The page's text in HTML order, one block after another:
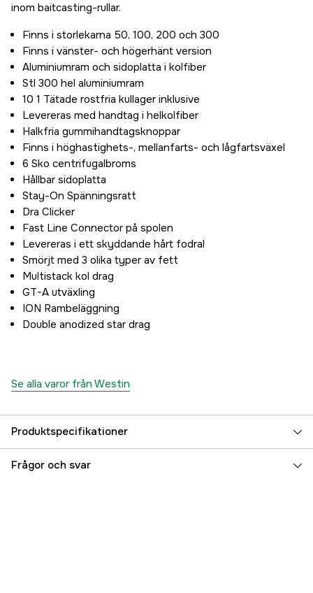
inom baitcasting-rullar.
Finns i storlekarna 50, 100, 200 och 300
Finns i vänster- och högerhänt version
Aluminiumram och sidoplatta i kolfiber
Stl 300 hel aluminiumram
10 1 Tätade rostfria kullager inklusive
Levereras med handtag i helkolfiber
Halkfria gummihandtagsknoppar
Finns i höghastighets-, mellanfarts- och lågfartsväxel
6 Sko centrifugalbroms
Hållbar sidoplatta
Stay-On Spänningsratt
Dra Clicker
Fast Line Connector på spolen
Levereras i ett skyddande hårt fodral
Smörjt med 3 olika typer av fett
Multistack kol drag
GT-A utväxling
ION Rambeläggning
Double anodized star drag
Se alla varor från Westin
Produktspecifikationer
Kullager + rullager 10+1
Frågor och svar